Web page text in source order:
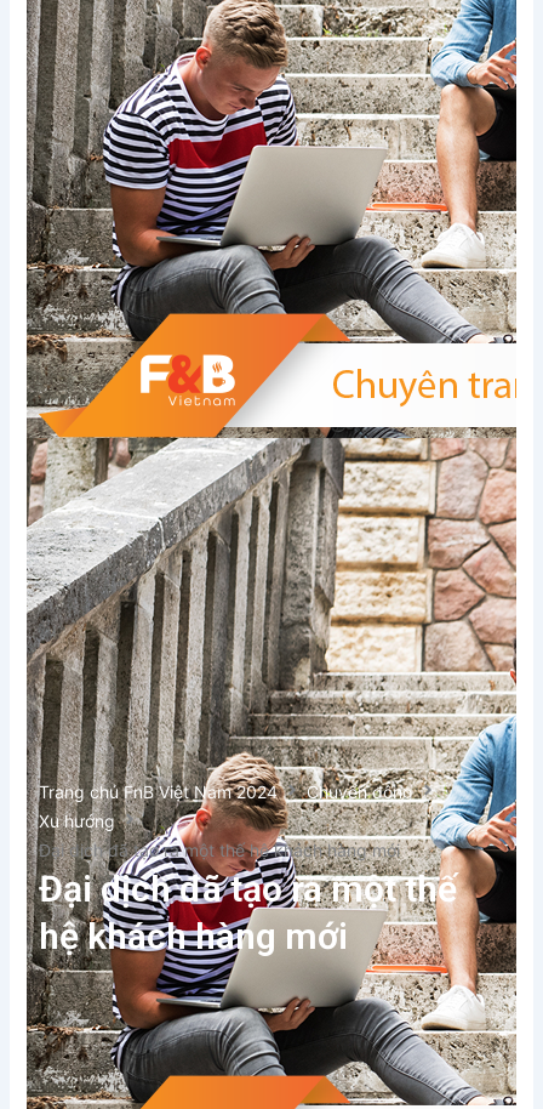
Xem thêm
Trang chủ FnB Việt Nam 2024
Chuyển động
Xu hướng
Đại dịch đã tạo ra một thế hệ khách hàng mới
Đại dịch đã tạo ra một thế
hệ khách hàng mới